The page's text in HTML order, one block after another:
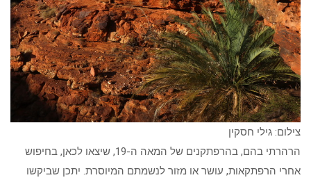
צילום: גילי חסקין
הרהרתי בהם, בהרפתקנים של המאה ה-19, שיצאו לכאן, בחיפוש
אחרי הרפתקאות, עושר או מזור לנשמתם המיוסרת. יתכן שביקשו